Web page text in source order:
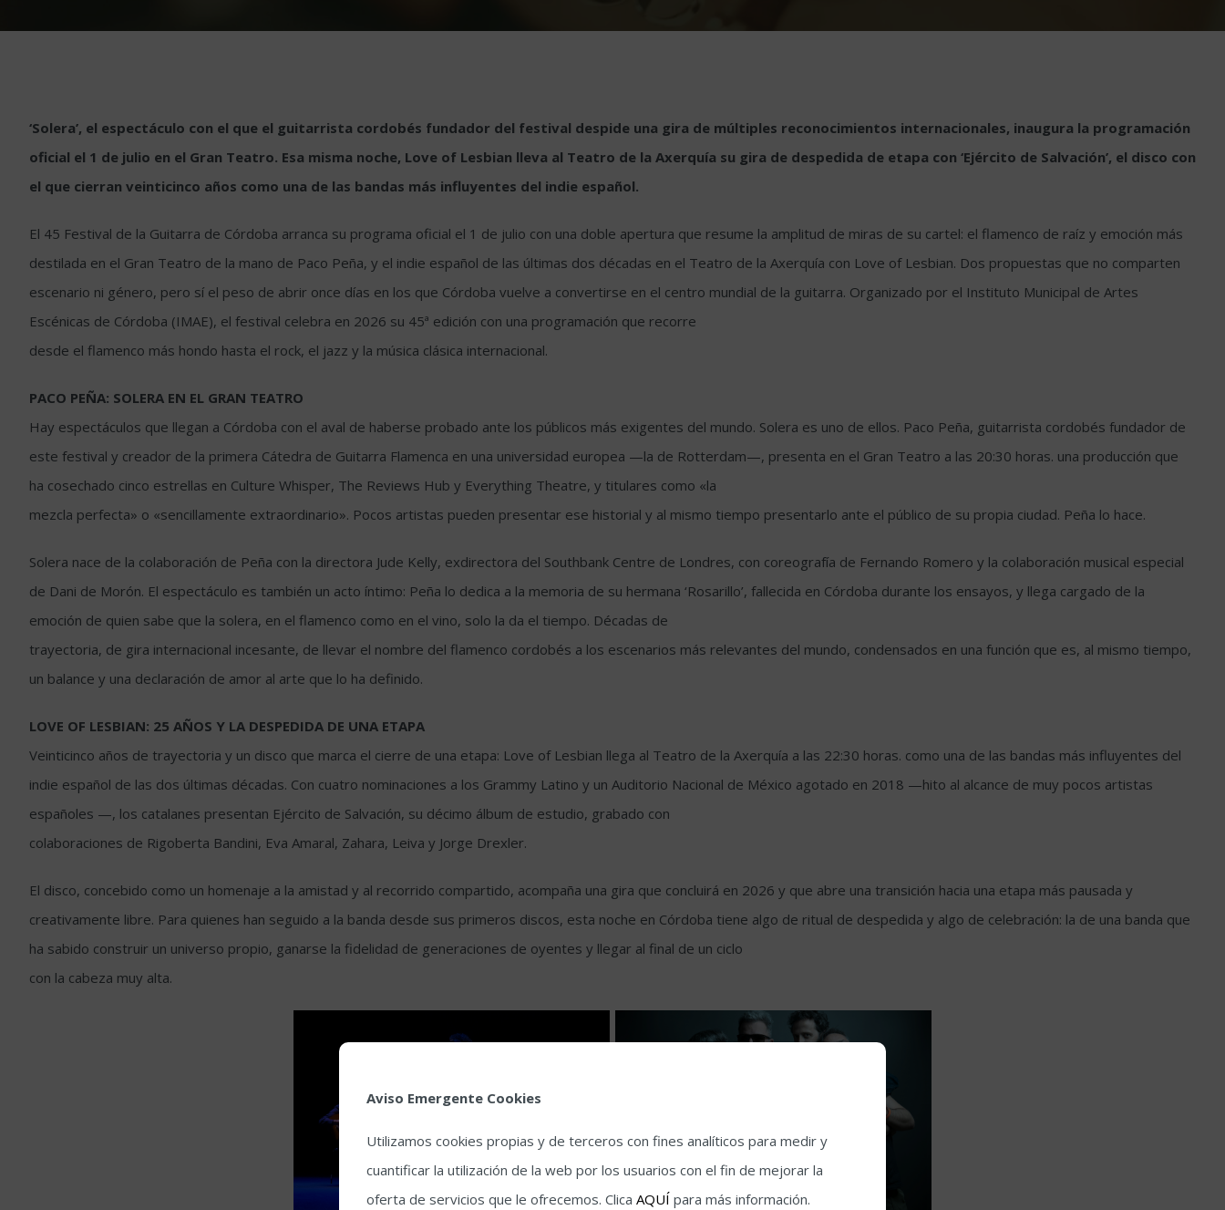
‘Solera’, el espectáculo con el que el guitarrista cordobés fundador del festival despide una gira de múltiples reconocimientos internacionales, inaugura la programación
oficial el 1 de julio en el Gran Teatro. Esa misma noche, Love of Lesbian lleva al Teatro de la Axerquía su gira de despedida de etapa con ‘Ejército de Salvación’, el disco con
el que cierran veinticinco años como una de las bandas más influyentes del indie español.
El 45 Festival de la Guitarra de Córdoba arranca su programa oficial el 1 de julio con una doble apertura que resume la amplitud de miras de su cartel: el flamenco de raíz y emoción más
destilada en el Gran Teatro de la mano de Paco Peña, y el indie español de las últimas dos décadas en el Teatro de la Axerquía con Love of Lesbian. Dos propuestas que no comparten
escenario ni género, pero sí el peso de abrir once días en los que Córdoba vuelve a convertirse en el centro mundial de la guitarra. Organizado por el Instituto Municipal de Artes
Escénicas de Córdoba (IMAE), el festival celebra en 2026 su 45ª edición con una programación que recorre
desde el flamenco más hondo hasta el rock, el jazz y la música clásica internacional.
PACO PEÑA: SOLERA EN EL GRAN TEATRO
Hay espectáculos que llegan a Córdoba con el aval de haberse probado ante los públicos más exigentes del mundo. Solera es uno de ellos. Paco Peña, guitarrista cordobés fundador de
este festival y creador de la primera Cátedra de Guitarra Flamenca en una universidad europea —la de Rotterdam—, presenta en el Gran Teatro a las 20:30 horas. una producción que
ha cosechado cinco estrellas en Culture Whisper, The Reviews Hub y Everything Theatre, y titulares como «la
mezcla perfecta» o «sencillamente extraordinario». Pocos artistas pueden presentar ese historial y al mismo tiempo presentarlo ante el público de su propia ciudad. Peña lo hace.
Solera nace de la colaboración de Peña con la directora Jude Kelly, exdirectora del Southbank Centre de Londres, con coreografía de Fernando Romero y la colaboración musical especial
de Dani de Morón. El espectáculo es también un acto íntimo: Peña lo dedica a la memoria de su hermana ‘Rosarillo’, fallecida en Córdoba durante los ensayos, y llega cargado de la
emoción de quien sabe que la solera, en el flamenco como en el vino, solo la da el tiempo. Décadas de
trayectoria, de gira internacional incesante, de llevar el nombre del flamenco cordobés a los escenarios más relevantes del mundo, condensados en una función que es, al mismo tiempo,
un balance y una declaración de amor al arte que lo ha definido.
LOVE OF LESBIAN: 25 AÑOS Y LA DESPEDIDA DE UNA ETAPA
Veinticinco años de trayectoria y un disco que marca el cierre de una etapa: Love of Lesbian llega al Teatro de la Axerquía a las 22:30 horas. como una de las bandas más influyentes del
indie español de las dos últimas décadas. Con cuatro nominaciones a los Grammy Latino y un Auditorio Nacional de México agotado en 2018 —hito al alcance de muy pocos artistas
españoles —, los catalanes presentan Ejército de Salvación, su décimo álbum de estudio, grabado con
colaboraciones de Rigoberta Bandini, Eva Amaral, Zahara, Leiva y Jorge Drexler.
El disco, concebido como un homenaje a la amistad y al recorrido compartido, acompaña una gira que concluirá en 2026 y que abre una transición hacia una etapa más pausada y
creativamente libre. Para quienes han seguido a la banda desde sus primeros discos, esta noche en Córdoba tiene algo de ritual de despedida y algo de celebración: la de una banda que
ha sabido construir un universo propio, ganarse la fidelidad de generaciones de oyentes y llegar al final de un ciclo
con la cabeza muy alta.
Aviso Emergente Cookies
Utilizamos cookies propias y de terceros con fines analíticos para medir y
cuantificar la utilización de la web por los usuarios con el fin de mejorar la
oferta de servicios que le ofrecemos. Clica AQUÍ para más información.